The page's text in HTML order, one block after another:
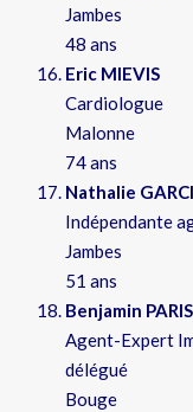
Jambes
48 ans
Eric MIEVIS
Cardiologue
Malonne
74 ans
Nathalie
Indépendante
Jambes
51 ans
Benjamin
Agent-Expert
délégué
Bouge